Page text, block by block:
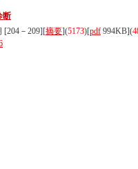
断
[204－209][摘要](5173)[pdf 994KB](